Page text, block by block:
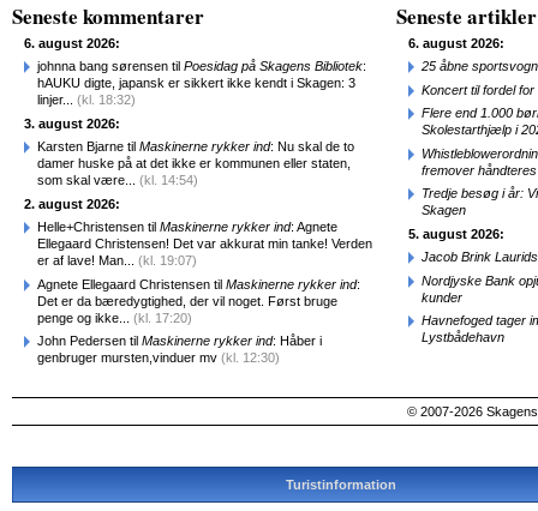
Seneste kommentarer
6. august 2026:
johnna bang sørensen til Poesidag på Skagens Bibliotek:
hAUKU digte, japansk er sikkert ikke kendt i Skagen: 3
linjer... (kl. 18:32)
3. august 2026:
Karsten Bjarne til Maskinerne rykker ind: Nu skal de to
damer huske på at det ikke er kommunen eller staten,
som skal være... (kl. 14:54)
2. august 2026:
Helle+Christensen til Maskinerne rykker ind: Agnete
Ellegaard Christensen! Det var akkurat min tanke! Verden
er af lave! Man... (kl. 19:07)
Agnete Ellegaard Christensen til Maskinerne rykker ind:
Det er da bæredygtighed, der vil noget. Først bruge
penge og ikke... (kl. 17:20)
John Pedersen til Maskinerne rykker ind: Håber i
genbruger mursten,vinduer mv (kl. 12:30)
Seneste artikler
6. august 2026:
25 åbne
Koncert til fordel
Flere end 1.000
Skolestarthjælp i
fremover
Tredje besøg i år:
Skagen
5. august 2026:
Jacob Brink
Nordjyske Bank
kunder
Havnefoged tager
Lystbådehavn
© 2007-2026
Turistinformation